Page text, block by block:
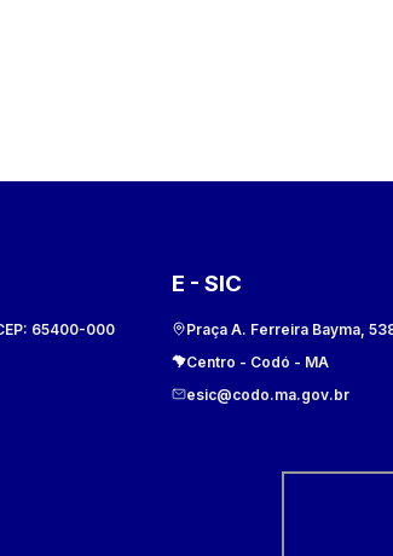
65400-000
E - SIC
Praça A. Ferreira Bayma,
Centro - Codó - MA
esic@codo.ma.gov.br